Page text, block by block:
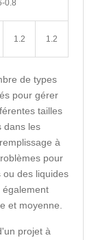
0.8
1.2 1.2
de types
pour gérer
tailles
dans les
à
pour
ou des liquides
également
et moyenne.
projet à